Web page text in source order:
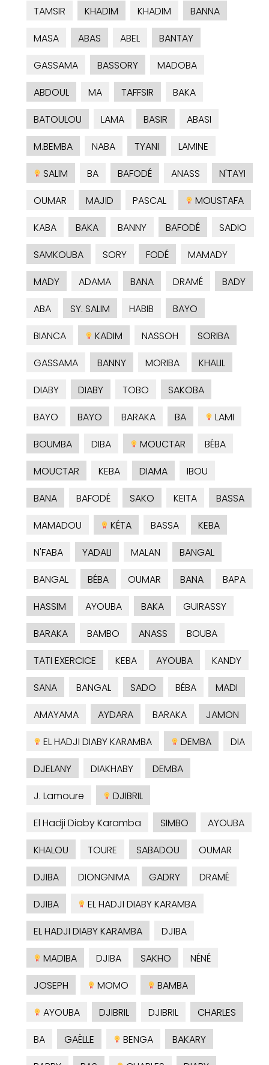
TAMSIR
KHADIM KHADIM
BANNA
MASA
ABAS ABEL
BANTAY
GASSAMA
BASSORY
MADOBA
ABDOUL
MA TAFFSIR
BAKA
BATOULOU
LAMA BASIR
ABASI
M.BEMBA
NABA TYANI
LAMINE
SALIM
BA BAFODÉ ANASS
N'TAYI
OUMAR
MAJID PASCAL
MOUSTAFA
KABA
BAKA BANNY BAFODÉ
SADIO
SAMKOUBA
SORY FODÉ
MAMADY
MADY
ADAMA BANA DRAMÉ
BADY
ABA
SY. SALIM HABIB
BAYO
BIANCA
KADIM NASSOH
SORIBA
GASSAMA
BANNY MORIBA
KHALIL
DIABY
DIABY TOBO
SAKOBA
BAYO
BAYO BARAKA BA
LAMI
BOUMBA
DIBA MOUCTAR
BÉBA
MOUCTAR
KEBA DIAMA
IBOU
BANA
BAFODÉ SAKO KEITA
BASSA
MAMADOU
KÉTA BASSA
KEBA
N'FABA
YADALI MALAN
BANGAL
BANGAL
BÉBA OUMAR BANA
BAPA
HASSIM
AYOUBA BAKA
GUIRASSY
BARAKA
BAMBO ANASS
BOUBA
TATI EXERCICE
KEBA AYOUBA
KANDY
SANA
BANGAL SADO BÉBA
MADI
AMAYAMA
AYDARA BARAKA
JAMON
EL HADJI DIABY KARAMBA
DEMBA
DIA
DJELANY
DIAKHABY
DEMBA
J. Lamoure
DJIBRIL
El Hadji Diaby Karamba
SIMBO
AYOUBA
KHALOU
TOURE SABADOU
OUMAR
DJIBA
DIONGNIMA GADRY
DRAMÉ
DJIBA
EL HADJI DIABY KARAMBA
EL HADJI DIABY KARAMBA
DJIBA
MADIBA
DJIBA SAKHO
NÉNÉ
JOSEPH
MOMO
BAMBA
AYOUBA
DJIBRIL DJIBRIL
CHARLES
BA
GAËLLE BENGA
BAKARY